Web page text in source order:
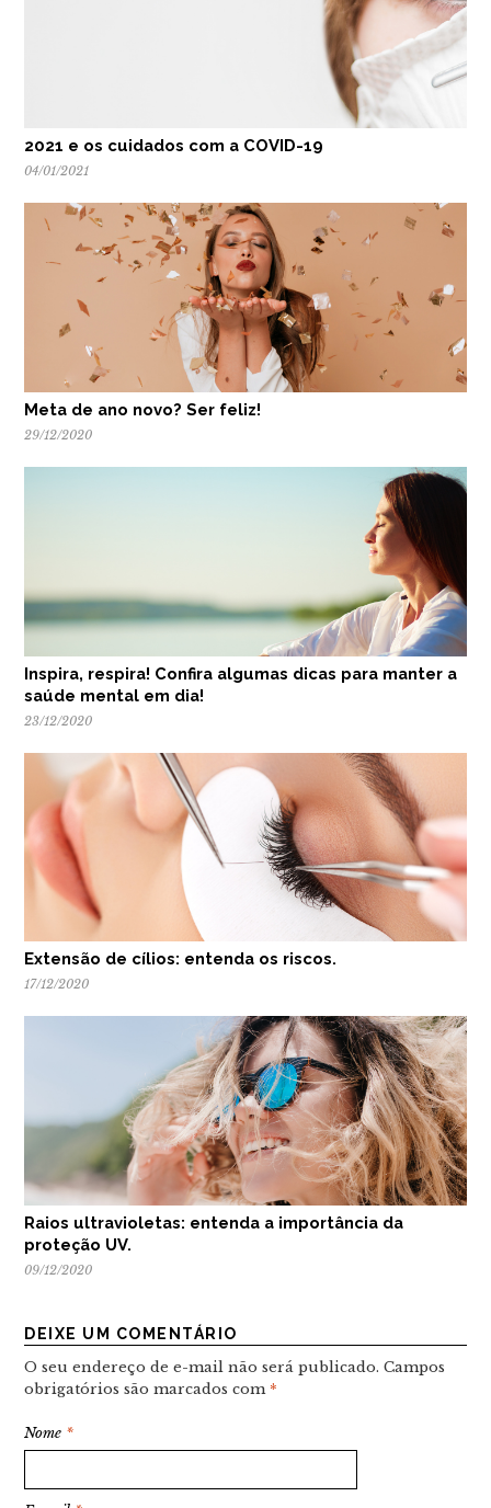
2021 e os cuidados com a COVID-19
04/01/2021
Meta de ano novo? Ser feliz!
29/12/2020
Inspira, respira! Confira algumas dicas para manter a
saúde mental em dia!
23/12/2020
Extensão de cílios: entenda os riscos.
17/12/2020
Raios ultravioletas: entenda a importância da
proteção UV.
09/12/2020
DEIXE UM COMENTÁRIO
O seu endereço de e-mail não será publicado. Campos
obrigatórios são marcados com *
Nome *